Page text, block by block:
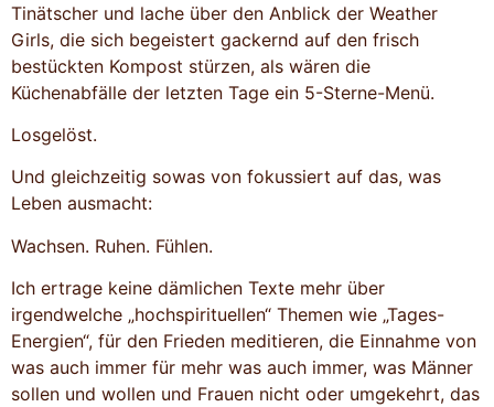
Tinätscher und lache über den Anblick der Weather
Girls, die sich begeistert gackernd auf den frisch
bestückten Kompost stürzen, als wären die
Küchenabfälle der letzten Tage ein 5-Sterne-Menü.
Losgelöst.
Und gleichzeitig sowas von fokussiert auf das, was
Leben ausmacht:
Wachsen. Ruhen. Fühlen.
Ich ertrage keine dämlichen Texte mehr über
irgendwelche „hochspirituellen“ Themen wie „Tages-
Energien“, für den Frieden meditieren, die Einnahme von
was auch immer für mehr was auch immer, was Männer
sollen und wollen und Frauen nicht oder umgekehrt, das